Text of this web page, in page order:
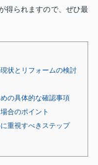
得られますので、ぜひ最
状とリフォームの検討
の具体的な確認事項
合のポイント
重視すべきステップ